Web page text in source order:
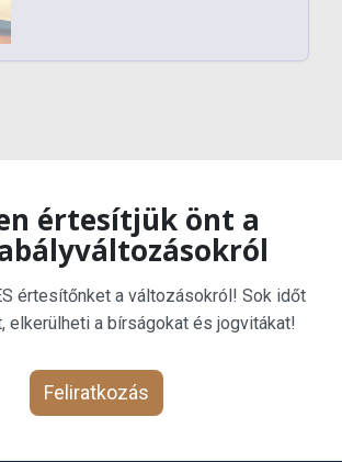
értesítjük önt a
értesítőnket a változásokról! Sok időt
elkerülheti a bírságokat és jogvitákat!
Feliratkozás